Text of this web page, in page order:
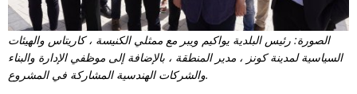
الصورة: رئيس البلدية يواكيم ويبر مع ممثلي الكنيسة ، كاريتاس والهيئات
السياسية لمدينة كونز ، مدير المنطقة ، بالإضافة إلى موظفي الإدارة والبناء
والشركات الهندسية المشاركة في المشروع.